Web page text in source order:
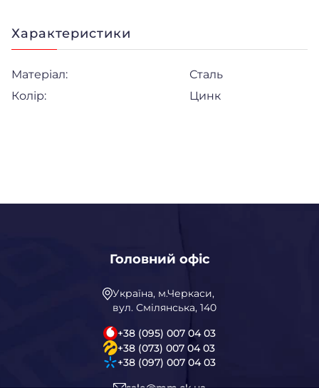
Характеристики
Матеріал:
Сталь
Колір:
Цинк
Головний офіс
Україна, м.Черкаси,
вул. Смілянська, 140
+38 (095) 007 04 03
+38 (073) 007 04 03
+38 (097) 007 04 03